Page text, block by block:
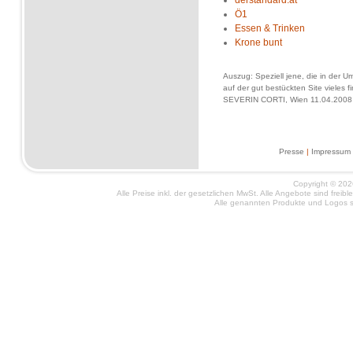
Ö1
Essen & Trinken
Krone bunt
Auszug: Speziell jene, die in der
auf der gut bestückten Site vieles
SEVERIN CORTI, Wien 11.04.2008
Presse | Impressum
Copyright ©
Alle Preise inkl. der gesetzlichen MwSt. Alle Angebote sind
Alle genannten Produkte und Logos